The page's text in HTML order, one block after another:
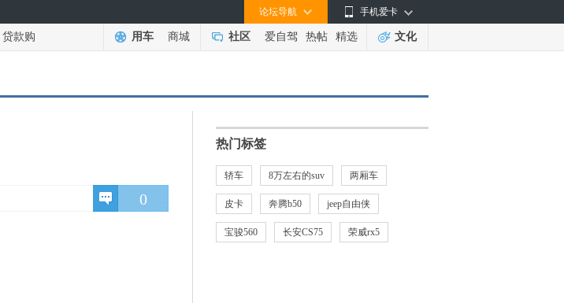
手机爱卡
论坛导航
贷款购 用车 商城 社区 爱自驾 热帖 精选 文化
0
热门标签
轿车 8万左右的suv 两厢车
皮卡 奔腾b50 jeep自由侠
宝骏560 长安CS75 荣威rx5